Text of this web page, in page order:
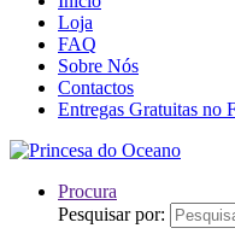
Loja
FAQ
Sobre Nós
Contactos
Entregas Gratuitas no
Procura
Pesquisar por: